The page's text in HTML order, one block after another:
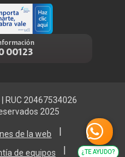
¿TE AYUDO?
00123
RUC 20467534026
2025
de la web |
de equipos |